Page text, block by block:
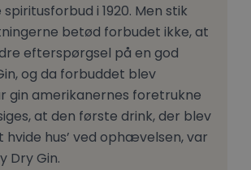
i 1920. Men stik
betød forbudet ikke, at
efterspørgsel på en god
og da forbuddet blev
gin amerikanernes foretrukne
at den første drink, der blev
hvide hus’ ved ophævelsen, var
Dry Gin.